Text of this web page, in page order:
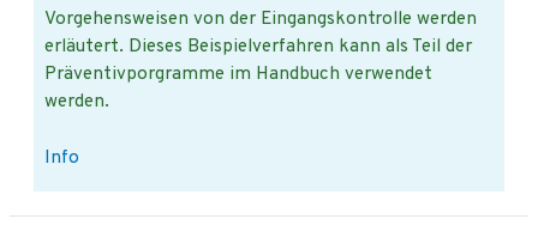
Vorgehensweisen von der Eingangskontrolle werden
erläutert. Dieses Beispielverfahren kann als Teil der
Präventivporgramme im Handbuch verwendet
werden.
Was
Vorgehensweisen
Info